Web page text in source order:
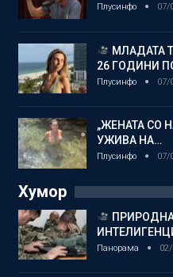
Плусинфо 07/
МЛАДАТА
26 ГОДИНИ
Плусинфо 07/
„ЖЕНАТА СО
УЖИВА НА…
Плусинфо 07/
Хумор
Панорама